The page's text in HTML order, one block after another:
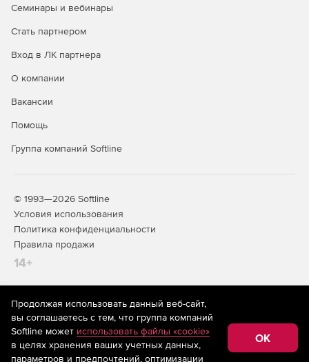
Семинары и вебинары
Стать партнером
Вход в ЛК партнера
О компании
Вакансии
Помощь
Группа компаний Softline
© 1993—2026 Softline
Условия использования
Политика конфиденциальности
Правила продажи
14+
На информационном ресурсе store.softline.ru применяются
рекомендательные технологии(информационные технологии
предоставления информации на основе сбора,
систематизации и анализа сведений, относящихся к
предпочтениям пользователей сети «Интернет»,
Продолжая использовать данный веб-сайт,
вы соглашаетесь с тем, что группа компаний
Softline может использовать файлы «cookie»
в целях хранения ваших учетных данных,
параметров и предпочтений, оптимизации
OK